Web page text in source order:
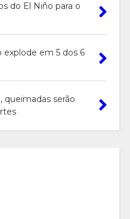
do El Niño para o
em 5 dos 6
queimadas serão